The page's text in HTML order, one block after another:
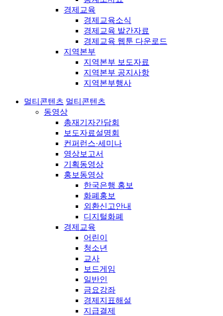
경제교육
경제교육소식
경제교육 발간자료
경제교육 웹툰 다운로드
지역본부
지역본부 보도자료
지역본부 공지사항
지역본부행사
멀티콘텐츠 멀티콘텐츠
동영상
총재기자간담회
보도자료설명회
컨퍼런스·세미나
영상보고서
기획동영상
홍보동영상
한국은행 홍보
화폐홍보
외환신고안내
디지털화폐
경제교육
어린이
청소년
교사
보드게임
일반인
금요강좌
경제지표해설
지급결제